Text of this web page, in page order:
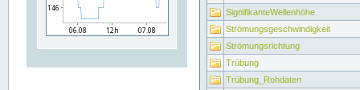
SignifikanteWellenhöhe
Strömungsgeschwindigkeit
Strömungsrichtung
Trübung
Trübung_Rohdaten